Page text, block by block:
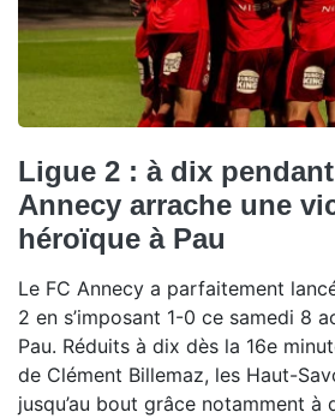
Ligue 2 : à dix
Annecy arrache une
héroïque à Pau
Le FC Annecy a parfaitement
2 en s’imposant 1-0 ce samedi 8
Pau. Réduits à dix dès la 16e
de Clément Billemaz, les Haut-
jusqu’au bout grâce notamment à